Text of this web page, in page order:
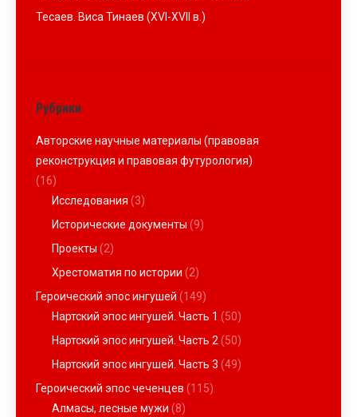
Тесаев. Виса Тинаев (XVI-XVII в.)
Рубрики
Авторские научные материалы (правовая
реконструкция и правовая футурология)
(16)
Исследования (3)
Исторические документы (9)
Проекты (2)
Хрестоматия по истории (2)
Героический эпос ингушей (149)
Нартский эпос ингушей. Часть 1 (50)
Нартский эпос ингушей. Часть 2 (50)
Нартский эпос ингушей. Часть 3 (49)
Героический эпос чеченцев (115)
Алмасы, лесные мужи (8)